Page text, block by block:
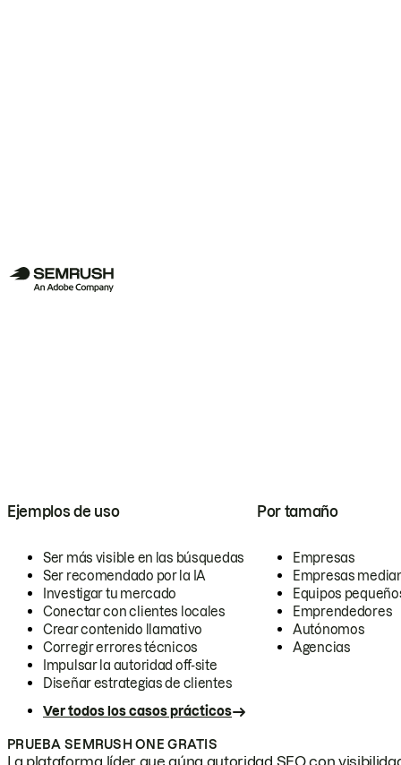
Ejemplos de uso
Ser más visible en las búsquedas
Ser recomendado por la IA
Investigar tu mercado
Conectar con clientes locales
Crear contenido llamativo
Corregir errores técnicos
Impulsar la autoridad off-site
Diseñar estrategias de clientes
Ver todos los casos prácticos
Por tamaño
Empresas
Empresas
Equipos
Emprendedores
Autónomos
Agencias
PRUEBA SEMRUSH ONE GRATIS
La plataforma líder que aúna autoridad SEO con